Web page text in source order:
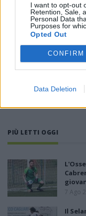
I want to opt-out
Retention, Sale,
Personal Data
Purposes for
Opted Out
CONFIRM
Data Deletion
PIÙ LETTI OGGI
7 Ago
Il